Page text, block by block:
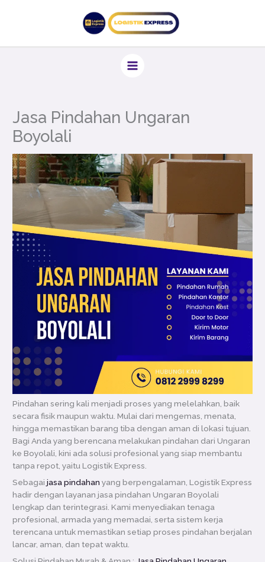
Jasa Pindahan Ungaran
Boyolali
Pindahan sering kali menjadi proses yang melelahkan, baik
secara fisik maupun waktu. Mulai dari mengemas, menata,
hingga memastikan barang tiba dengan aman di lokasi tujuan.
Bagi Anda yang berencana melakukan pindahan dari Ungaran
ke Boyolali, kini ada solusi profesional yang siap membantu
tanpa repot, yaitu Logistik Express.
Sebagaijasa pindahan yang berpengalaman, Logistik Express
hadir dengan layanan jasa pindahan Ungaran Boyolali
lengkap dan terintegrasi. Kami menyediakan tenaga
profesional, armada yang memadai, serta sistem kerja
terencana untuk memastikan setiap proses pindahan berjalan
lancar, aman, dan tepat waktu.